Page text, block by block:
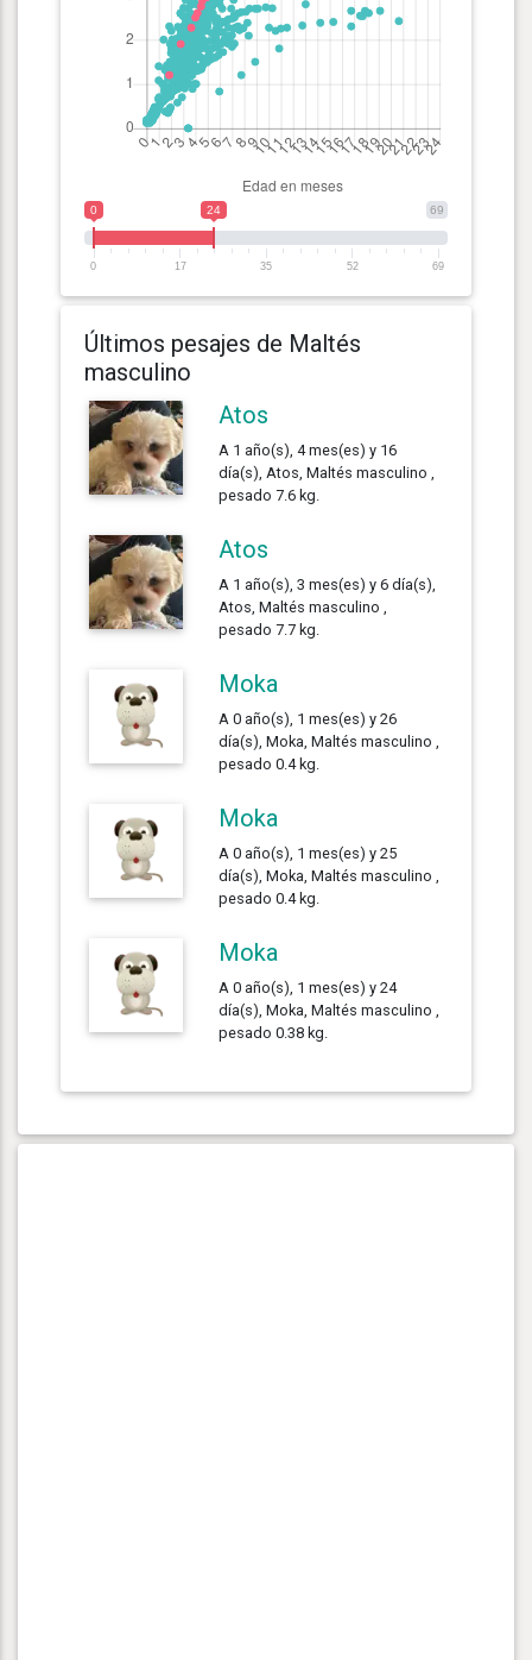
69
0 24
0 17 35 52 69
Últimos pesajes de Maltés
masculino
Atos
A 1 año(s), 4 mes(es) y 16
día(s), Atos, Maltés masculino ,
pesado 7.6 kg.
Atos
A 1 año(s), 3 mes(es) y 6 día(s),
Atos, Maltés masculino ,
pesado 7.7 kg.
Moka
A 0 año(s), 1 mes(es) y 26
día(s), Moka, Maltés masculino ,
pesado 0.4 kg.
Moka
A 0 año(s), 1 mes(es) y 25
día(s), Moka, Maltés masculino ,
pesado 0.4 kg.
Moka
A 0 año(s), 1 mes(es) y 24
día(s), Moka, Maltés masculino ,
pesado 0.38 kg.